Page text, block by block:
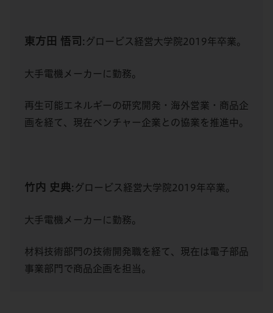
東方田 悟司 :グロービス経営大学院2019年卒業。
大手電機メーカーに勤務。
再生可能エネルギーの研究開発・海外営業・商品企
画を経て、現在ベンチャー企業との協業を推進中。
竹内 史典:グロービス経営大学院2019年卒業。
大手電機メーカーに勤務。
材料技術部門の技術開発職を経て、現在は電子部品
事業部門で商品企画を担当。